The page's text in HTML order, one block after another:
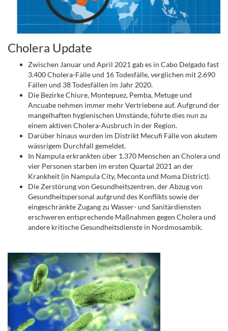
Cholera Update
Zwischen Januar und April 2021 gab es in Cabo Delgado fast
3.400 Cholera-Fälle und 16 Todesfälle, verglichen mit 2.690
Fällen und 38 Todesfällen im Jahr 2020.
Die Bezirke Chiure, Montepuez, Pemba, Metuge und
Ancuabe nehmen immer mehr Vertriebene auf. Aufgrund der
mangelhaften hygienischen Umstände, führte dies nun zu
einem aktiven Cholera-Ausbruch in der Region.
Darüber hinaus wurden im Distrikt Mecufi Fälle von akutem
wässrigem Durchfall gemeldet.
In Nampula erkrankten über 1.370 Menschen an Cholera und
vier Personen starben im ersten Quartal 2021 an der
Krankheit (in Nampula City, Meconta und Moma District).
Die Zerstörung von Gesundheitszentren, der Abzug von
Gesundheitspersonal aufgrund des Konflikts sowie der
eingeschränkte Zugang zu Wasser- und Sanitärdiensten
erschweren entsprechende Maßnahmen gegen Cholera und
andere kritische Gesundheitsdienste in Nordmosambik.